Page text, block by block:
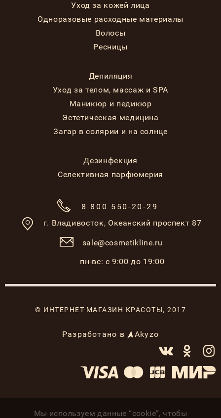
Уход за кожей лица
Одноразовые расходные материалы
Волосы
Ресницы
Депиляция
Уход за телом, массаж и SPA
Маникюр и педикюр
Эстетическая медицина
Загар в солярии и на солнце
Дезинфекция
Селективная парфюмерия
8 800 550-20-29
г. Владивосток, Океанский проспект 87
sale@cosmetikline.ru
пн-вс: с 9:00 до 19:00
© ИНТЕРНЕТ-МАГАЗИН КРАСОТЫ, 2017
Разработано в Akyzo
Мы используем данные “cookie”, чтобы